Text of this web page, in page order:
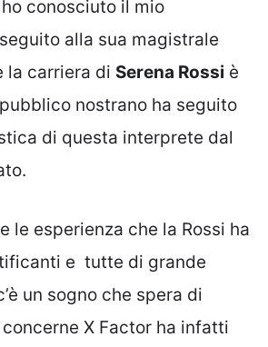
conosciuto il mio
alla sua magistrale
la carriera di Serena Rossi è
nostrano ha seguito
di questa interprete dal
le esperienza che la Rossi ha
e tutte di grande
un sogno che spera di
X Factor ha infatti